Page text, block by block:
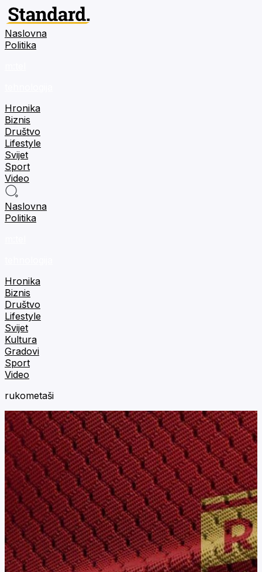
Naslovna
Politika
Hronika
Biznis
Društvo
Lifestyle
Svijet
Sport
Video
Naslovna
Politika
Hronika
Biznis
Društvo
Lifestyle
Svijet
Kultura
Gradovi
Sport
Video
rukometaši